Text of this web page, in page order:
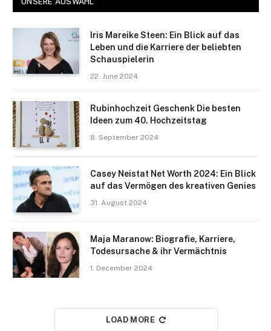
Iris Mareike Steen: Ein Blick auf das
Leben und die Karriere der beliebten
Schauspielerin
22. June 2024
Rubinhochzeit Geschenk Die besten
Ideen zum 40. Hochzeitstag
8. September 2024
Casey Neistat Net Worth 2024: Ein Blick
auf das Vermögen des kreativen Genies
31. August 2024
Maja Maranow: Biografie, Karriere,
Todesursache & ihr Vermächtnis
1. December 2024
LOAD MORE